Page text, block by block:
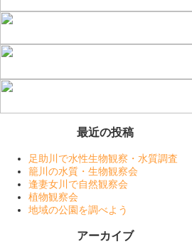
最近の投稿
足助川で水性生物観察・水質調査
籠川の水質・生物観察会
逢妻女川で自然観察会
植物観察会
地域の公園を調べよう
アーカイブ